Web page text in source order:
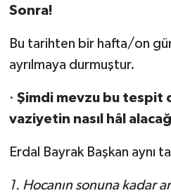
Sonra!
Bu tarihten bir hafta/on gün
ayrılmaya durmuştur.
· Şimdi mevzu bu tespit
vaziyetin nasıl hâl
Erdal Bayrak Başkan aynı
1. Hocanın sonuna kadar